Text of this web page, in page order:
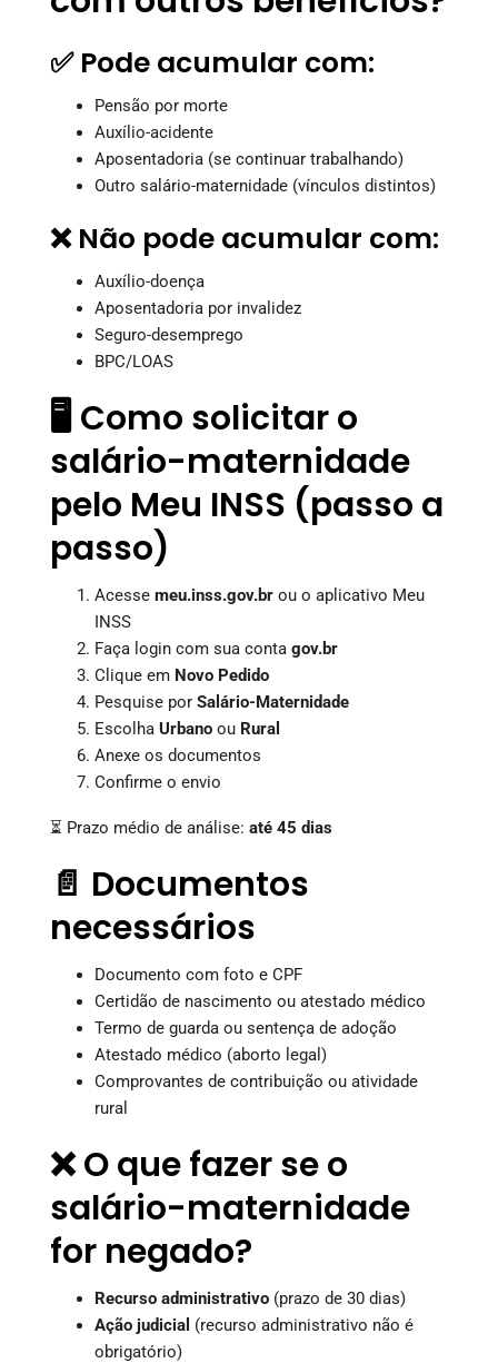
✅ Pode acumular com:
Pensão por morte
Auxílio-acidente
Aposentadoria (se continuar trabalhando)
Outro salário-maternidade (vínculos distintos)
❌ Não pode acumular com:
Auxílio-doença
Aposentadoria por invalidez
Seguro-desemprego
BPC/LOAS
🖥️ Como solicitar o
salário-maternidade
pelo Meu INSS (passo a
passo)
Acesse meu.inss.gov.br ou o aplicativo Meu
INSS
Faça login com sua conta gov.br
Clique em Novo Pedido
Pesquise por Salário-Maternidade
Escolha Urbano ou Rural
Anexe os documentos
Confirme o envio
⏳ Prazo médio de análise: até 45 dias
📄 Documentos
necessários
Documento com foto e CPF
Certidão de nascimento ou atestado médico
Termo de guarda ou sentença de adoção
Atestado médico (aborto legal)
Comprovantes de contribuição ou atividade
rural
❌ O que fazer se o
salário-maternidade
for negado?
Recurso administrativo (prazo de 30 dias)
Ação judicial (recurso administrativo não é
obrigatório)